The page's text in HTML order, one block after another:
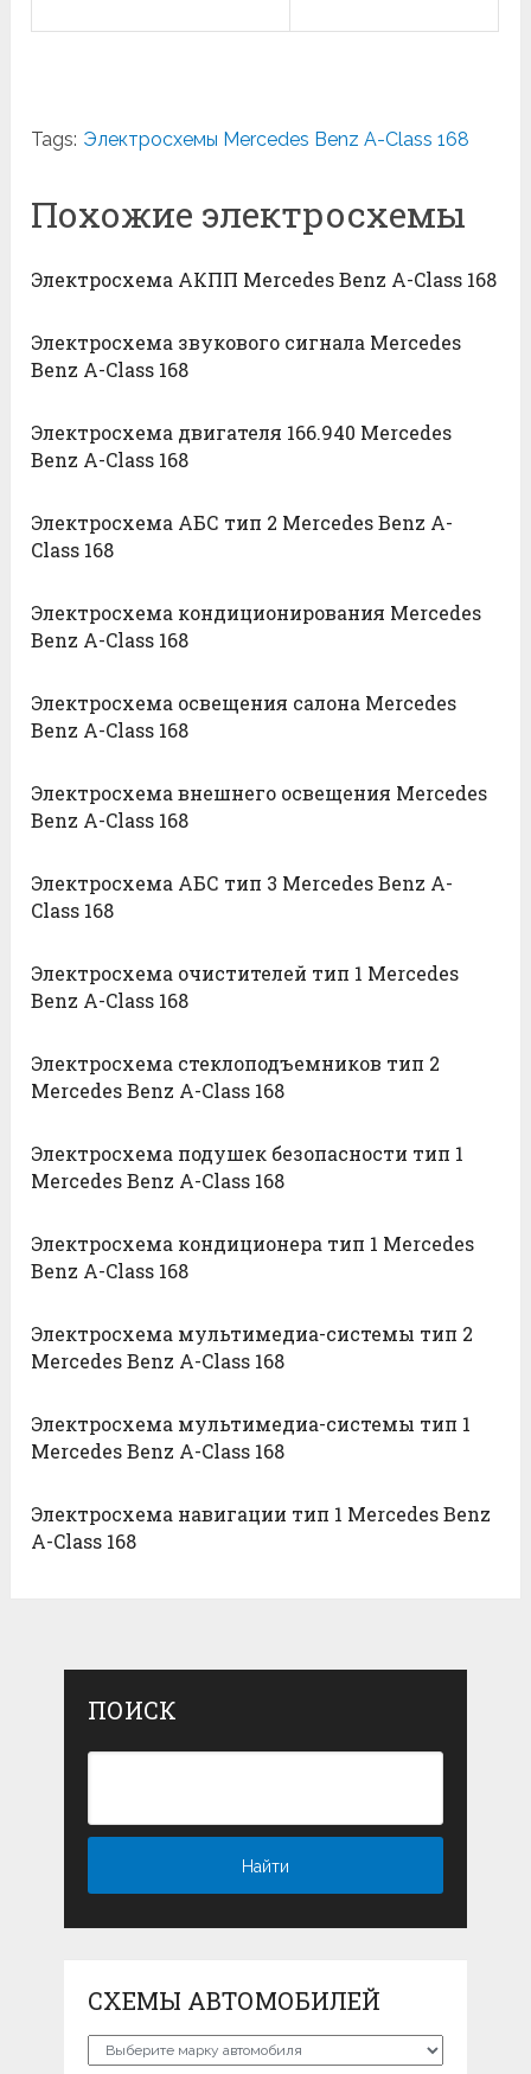
Tags: Электросхемы Mercedes Benz A-Class 168
Похожие электросхемы
Электросхема АКПП Mercedes Benz A-Class 168
Электросхема звукового сигнала Mercedes
Benz A-Class 168
Электросхема двигателя 166.940 Mercedes
Benz A-Class 168
Электросхема АБС тип 2 Mercedes Benz A-
Class 168
Электросхема кондиционирования Mercedes
Benz A-Class 168
Электросхема освещения салона Mercedes
Benz A-Class 168
Электросхема внешнего освещения Mercedes
Benz A-Class 168
Электросхема АБС тип 3 Mercedes Benz A-
Class 168
Электросхема очистителей тип 1 Mercedes
Benz A-Class 168
Электросхема стеклоподъемников тип 2
Mercedes Benz A-Class 168
Электросхема подушек безопасности тип 1
Mercedes Benz A-Class 168
Электросхема кондиционера тип 1 Mercedes
Benz A-Class 168
Электросхема мультимедиа-системы тип 2
Mercedes Benz A-Class 168
Электросхема мультимедиа-системы тип 1
Mercedes Benz A-Class 168
Электросхема навигации тип 1 Mercedes Benz
A-Class 168
ПОИСК
СХЕМЫ АВТОМОБИЛЕЙ
Схемы